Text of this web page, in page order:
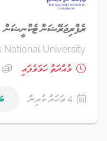
ރެފްރިޖަރޭޝަން ޓެކްނީޝަން
National University
މުއްދަތު ހަމަވެފައި
4 އަހަރު ކުރިން